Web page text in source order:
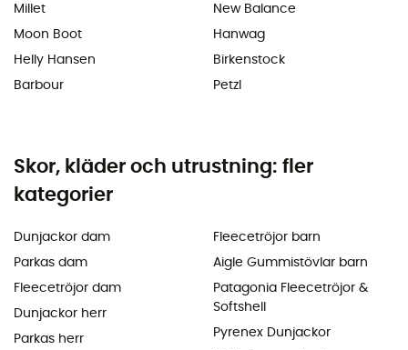
Millet
Moon Boot
Helly Hansen
Barbour
New Balance
Hanwag
Birkenstock
Petzl
Skor, kläder och utrustning: fler
kategorier
Dunjackor dam
Parkas dam
Fleecetröjor dam
Dunjackor herr
Parkas herr
Fleecetröjor barn
Aigle Gummistövlar barn
Patagonia Fleecetröjor &
Softshell
Pyrenex Dunjackor